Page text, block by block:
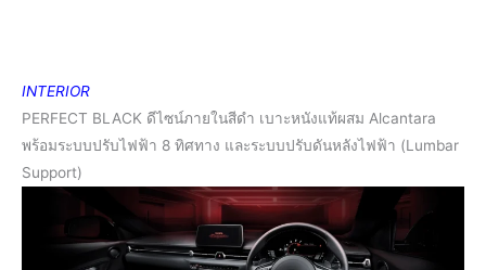
INTERIOR
PERFECT BLACK ดีไซน์ภายในสีดำ เบาะหนังแท้ผสม Alcantara
พร้อมระบบปรับไฟฟ้า 8 ทิศทาง และระบบปรับดันหลังไฟฟ้า (Lumbar
Support)